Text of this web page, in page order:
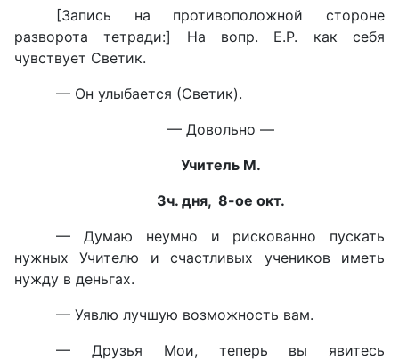
[Запись на противоположной стороне
разворота тетради:] На вопр. Е.Р. как себя
чувствует Светик.
— Он улыбается (Светик).
— Довольно —
Учитель М.
3ч. дня, 8-ое окт.
— Думаю неумно и рискованно пускать
нужных Учителю и счастливых учеников иметь
нужду в деньгах.
— Уявлю лучшую возможность вам.
— Друзья Мои, теперь вы явитесь